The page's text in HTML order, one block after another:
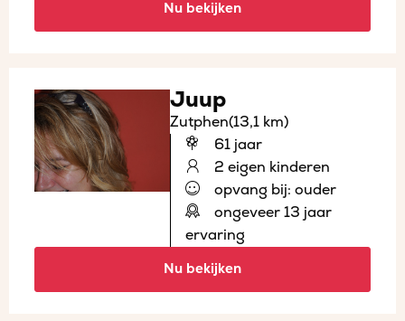
Nu bekijken
Juup
Zutphen(13,1 km)
61 jaar
2 eigen kinderen
opvang bij: ouder
ongeveer 13 jaar
ervaring
Nu bekijken